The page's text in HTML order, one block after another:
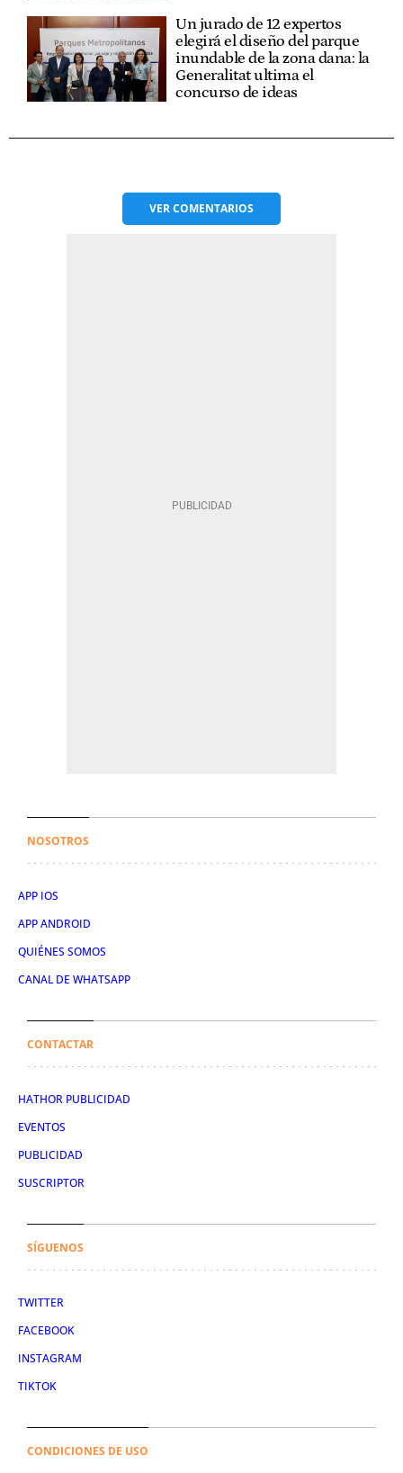
Un jurado de 12 expertos
elegirá el diseño del parque
inundable de la zona dana: la
Generalitat ultima el
concurso de ideas
VERCOMENTARIOS
NOSOTROS
APP IOS
APP ANDROID
QUIÉNES SOMOS
CANAL DE WHATSAPP
CONTACTAR
HATHOR PUBLICIDAD
EVENTOS
PUBLICIDAD
SUSCRIPTOR
SÍGUENOS
TWITTER
FACEBOOK
INSTAGRAM
TIKTOK
CONDICIONES DE USO